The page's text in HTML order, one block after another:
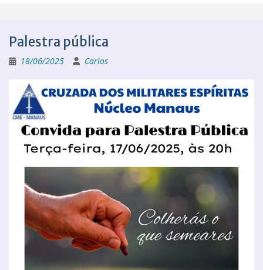
Palestra pública
18/06/2025 Carlos